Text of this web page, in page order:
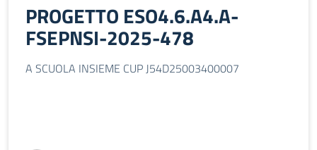
PROGETTO ESO4.6.A4.A-
FSEPNSI-2025-478
A SCUOLA INSIEME CUP J54D25003400007